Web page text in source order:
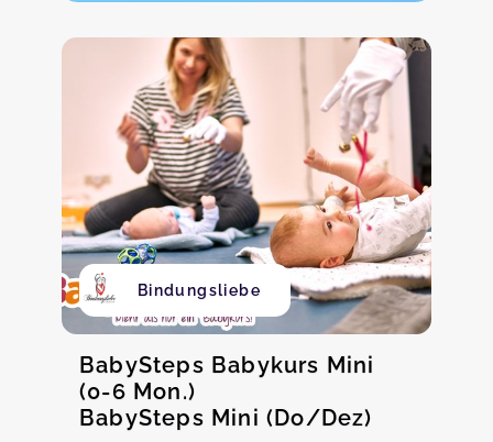
Bindungsliebe
BabySteps Babykurs Mini
(0-6 Mon.)
BabySteps Mini (Do/Dez)